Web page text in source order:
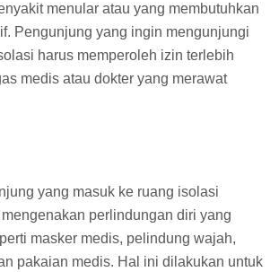
menular atau yang membutuhkan
Pengunjung yang ingin mengunjungi
harus memperoleh izin terlebih
medis atau dokter yang merawat
yang masuk ke ruang isolasi
perlindungan diri yang
masker medis, pelindung wajah,
pakaian medis. Hal ini dilakukan untuk